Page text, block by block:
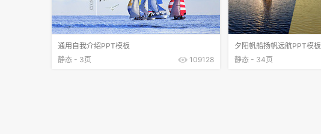
通用自我介绍PPT模板
静态 - 3页
109128
夕阳帆船扬帆远航PPT模板
静态 - 34页